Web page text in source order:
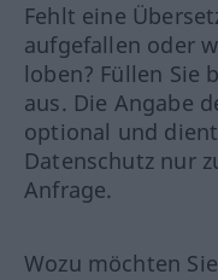
Fehlt eine
aufgefallen oder
loben? Füllen Sie
aus. Die Angabe
optional und
Datenschutz nur
Anfrage.
Wozu möchten